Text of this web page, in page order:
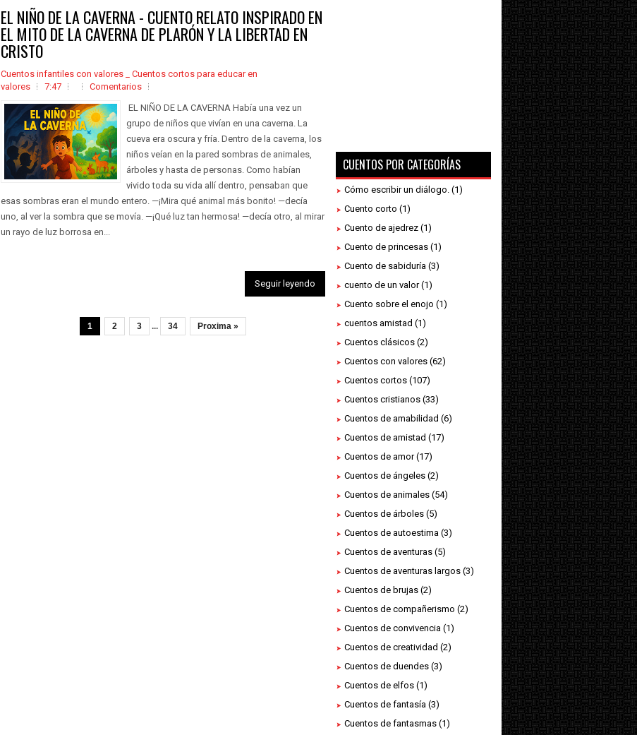
EL NIÑO DE LA CAVERNA - CUENTO RELATO INSPIRADO EN
EL MITO DE LA CAVERNA DE PLARÓN Y LA LIBERTAD EN
CRISTO
Cuentos infantiles con valores _ Cuentos cortos para educar en
valores
7:47
Comentarios
EL NIÑO DE LA CAVERNA Había una vez un
grupo de niños que vivían en una caverna. La
cueva era oscura y fría. Dentro de la caverna, los
niños veían en la pared sombras de animales,
árboles y hasta de personas. Como habían
vivido toda su vida allí dentro, pensaban que
esas sombras eran el mundo entero. —¡Mira qué animal más bonito! —decía
uno, al ver la sombra que se movía. —¡Qué luz tan hermosa! —decía otro, al mirar
un rayo de luz borrosa en...
Seguir leyendo
1 2 3 ... 34 Proxima »
CUENTOS POR CATEGORÍAS
Cómo escribir un diálogo. (1)
Cuento corto (1)
Cuento de ajedrez (1)
Cuento de princesas (1)
Cuento de sabiduría (3)
cuento de un valor (1)
Cuento sobre el enojo (1)
cuentos amistad (1)
Cuentos clásicos (2)
Cuentos con valores (62)
Cuentos cortos (107)
Cuentos cristianos (33)
Cuentos de amabilidad (6)
Cuentos de amistad (17)
Cuentos de amor (17)
Cuentos de ángeles (2)
Cuentos de animales (54)
Cuentos de árboles (5)
Cuentos de autoestima (3)
Cuentos de aventuras (5)
Cuentos de aventuras largos (3)
Cuentos de brujas (2)
Cuentos de compañerismo (2)
Cuentos de convivencia (1)
Cuentos de creatividad (2)
Cuentos de duendes (3)
Cuentos de elfos (1)
Cuentos de fantasía (3)
Cuentos de fantasmas (1)